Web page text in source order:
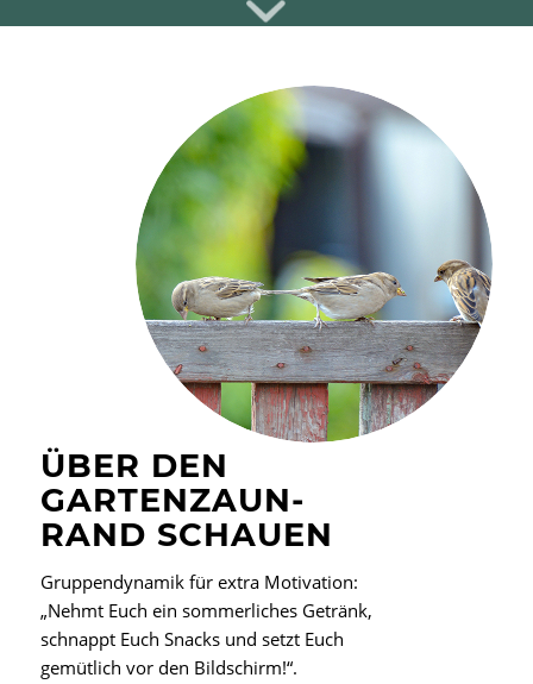
ÜBER DEN
GARTENZAUN-
RAND SCHAUEN
Gruppendynamik für extra Motivation:
„Nehmt Euch ein sommerliches Getränk,
schnappt Euch Snacks und setzt Euch
gemütlich vor den Bildschirm!“.